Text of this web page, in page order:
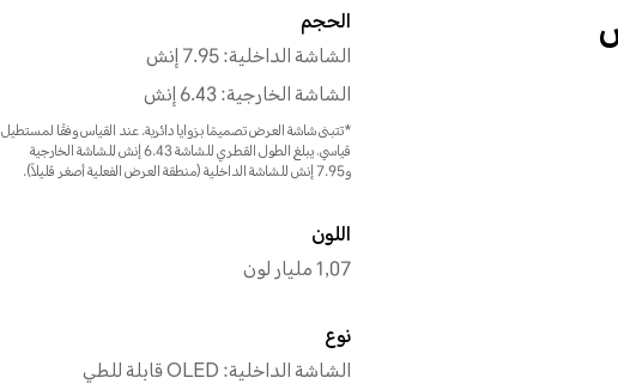
الحجم
الشاشة الداخلية: 7.95 إنش
الشاشة الخارجية: 6.43 إنش
*تتبنى شاشة العرض تصميمًا بزوايا دائرية. عند القياس وفقًا لمستطيل
قياسي، يبلغ الطول القطري للشاشة 6.43 إنش للشاشة الخارجية
و7.95 إنش للشاشة الداخلية (منطقة العرض الفعلية أصغر قليلاً).
اللون
1,07 مليار لون
نوع
الشاشة الداخلية: OLED قابلة للطي